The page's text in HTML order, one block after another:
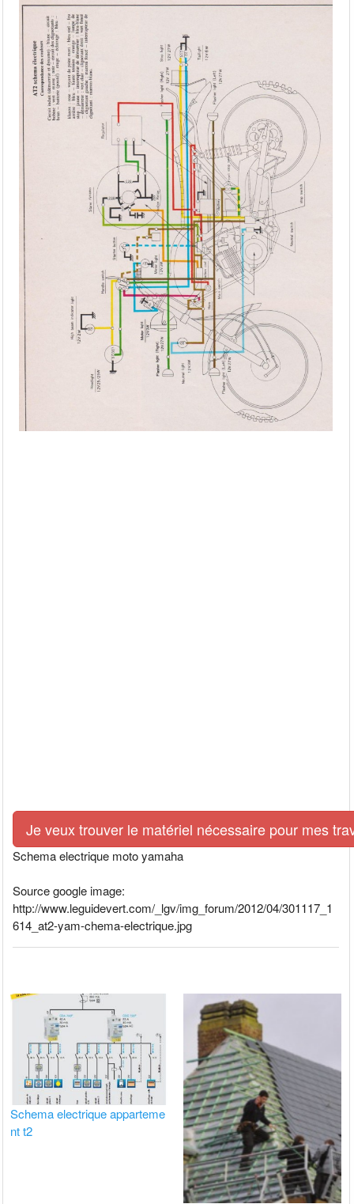
Je veux trouver le matériel nécessaire pour mes
Schema electrique moto yamaha
Source google image:
http://www.leguidevert.com/_lgv/img_forum/2012/04/301117_1
614_at2-yam-chema-electrique.jpg
Schema electrique apparteme
nt t2